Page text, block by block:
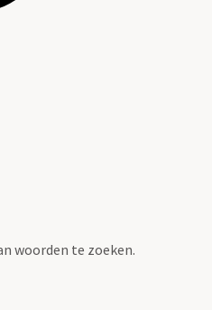
woorden te zoeken.